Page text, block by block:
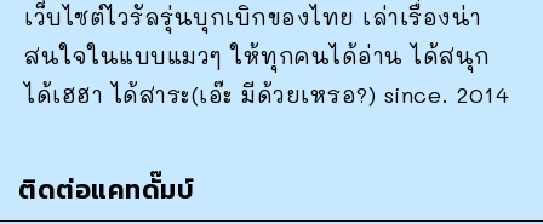
เว็บไซต์ไวรัลรุ่นบุกเบิกของไทย เล่าเรื่องน่า
สนใจในแบบแมวๆ ให้ทุกคนได้อ่าน ได้สนุก
ได้เฮฮา ได้สาระ(เอ๊ะ มีด้วยเหรอ?) since. 2014
ติดต่อแคทดั๊มบ์